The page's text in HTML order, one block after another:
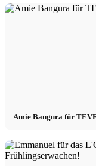
Amie Bangura für